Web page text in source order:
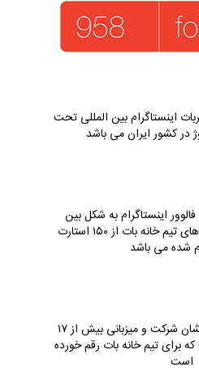
اینستاگرام بین المللی تحت
در کشور ایران می باشد
اینستاگرام به شکل بین
المللی تنها یکی از پروژه های تیم خانه بات از ۱۵۰ استارت
شده می باشد
بیش از ۸ سابقه درخشان شرکت و میزبانی بیش از ۱۷
برای تیم خانه بات رقم خورده
است